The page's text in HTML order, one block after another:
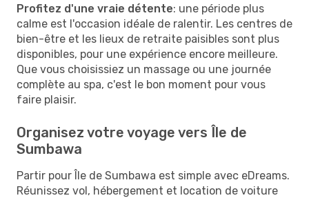
Profitez d'une vraie détente: une période plus
calme est l'occasion idéale de ralentir. Les centres de
bien-être et les lieux de retraite paisibles sont plus
disponibles, pour une expérience encore meilleure.
Que vous choisissiez un massage ou une journée
complète au spa, c'est le bon moment pour vous
faire plaisir.
Organisez votre voyage vers Île de
Sumbawa
Partir pour Île de Sumbawa est simple avec eDreams.
Réunissez vol, hébergement et location de voiture